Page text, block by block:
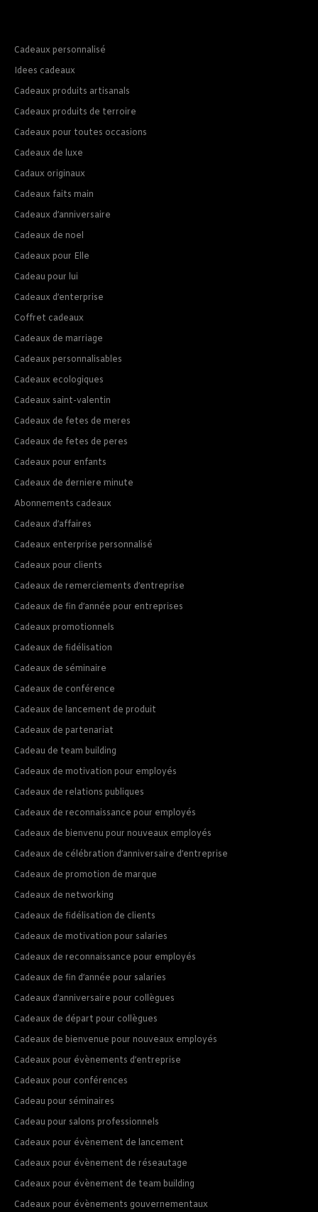
Cadeaux personnalisé
Idees cadeaux
Cadeaux produits artisanals
Cadeaux produits de terroire
Cadeaux pour toutes occasions
Cadeaux de luxe
Cadaux originaux
Cadeaux faits main
Cadeaux d’anniversaire
Cadeaux de noel
Cadeaux pour Elle
Cadeau pour lui
Cadeaux d’enterprise
Coffret cadeaux
Cadeaux de marriage
Cadeaux personnalisables
Cadeaux ecologiques
Cadeaux saint-valentin
Cadeaux de fetes de meres
Cadeaux de fetes de peres
Cadeaux pour enfants
Cadeaux de derniere minute
Abonnements cadeaux
Cadeaux d’affaires
Cadeaux enterprise personnalisé
Cadeaux pour clients
Cadeaux de remerciements d’entreprise
Cadeaux de fin d’année pour entreprises
Cadeaux promotionnels
Cadeaux de fidélisation
Cadeaux de séminaire
Cadeaux de conférence
Cadeaux de lancement de produit
Cadeaux de partenariat
Cadeau de team building
Cadeaux de motivation pour employés
Cadeaux de relations publiques
Cadeaux de reconnaissance pour employés
Cadeaux de bienvenu pour nouveaux employés
Cadeaux de célébration d’anniversaire d’entreprise
Cadeaux de promotion de marque
Cadeaux de networking
Cadeaux de fidélisation de clients
Cadeaux de motivation pour salaries
Cadeaux de reconnaissance pour employés
Cadeaux de fin d’année pour salaries
Cadeaux d’anniversaire pour collègues
Cadeaux de départ pour collègues
Cadeaux de bienvenue pour nouveaux employés
Cadeaux pour évènements d’entreprise
Cadeaux pour conférences
Cadeau pour séminaires
Cadeau pour salons professionnels
Cadeaux pour évènement de lancement
Cadeaux pour évènement de réseautage
Cadeaux pour évènement de team building
Cadeaux pour évènements gouvernementaux